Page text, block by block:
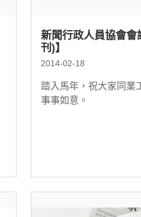
新聞行政人員協會會
刊)】
2014-02-18
踏入馬年，祝大家同業
事事如意。